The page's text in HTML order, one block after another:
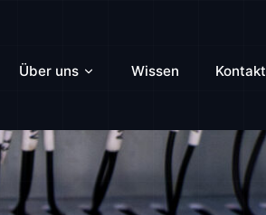
Über uns Wissen Kontakt